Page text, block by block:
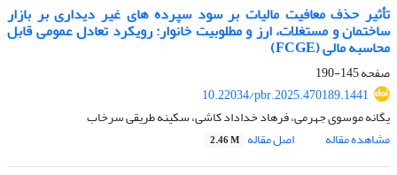
تأثیر حذف معافیت مالیات بر سود سپرده های غیر دیداری بر بازار
ساختمان و مستغلات، ارز و مطلوبیت خانوار: رویکرد تعادل عمومی قابل
محاسبه مالی (FCGE)
صفحه145-190
10.22034/pbr.2025.470189.1441
یگانه موسوی جهرمی، فرهاد خداداد کاشی، سکینه طریقی سرخاب
مشاهده مقاله
اصل مقاله 2.46 M